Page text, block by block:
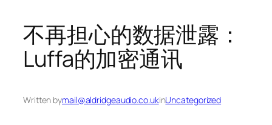
不再担心的数据泄露：
Luffa的加密通讯
Written bymail@aldridgeaudio.co.ukinUncategorized